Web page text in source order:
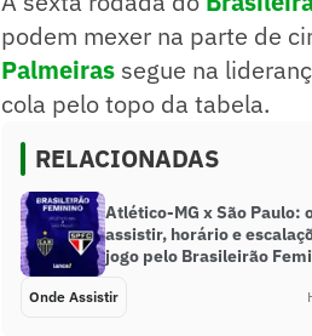
podem mexer na parte de
Palmeiras segue na
cola pelo topo da tabela.
RELACIONADAS
Atlético-MG x São Paulo:
assistir, horário e
jogo pelo Brasileirão
Onde Assistir